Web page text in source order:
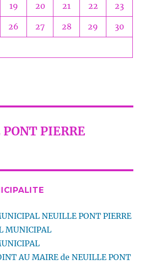
19 20 21 22 23
26 27 28 29 30
PIERRE
NEUILLE PONT PIERRE
MUNICIPAL
AU MAIRE de NEUILLE PONT